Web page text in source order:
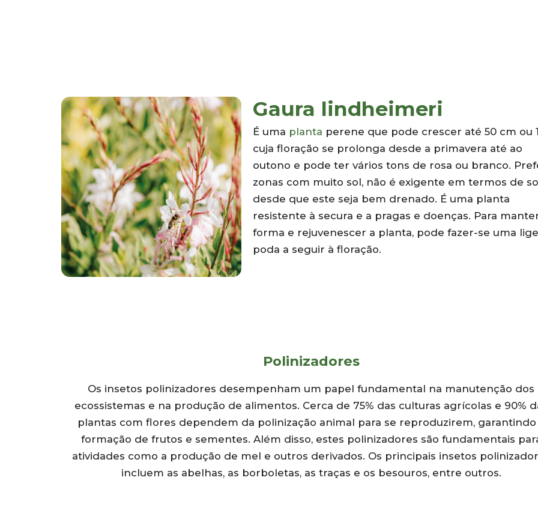
Gaura lindheimeri
É uma planta perene que pode crescer até 50 cm ou
cuja floração se prolonga desde a primavera até ao
outono e pode ter vários tons de rosa ou branco.
zonas com muito sol, não é exigente em termos de
desde que este seja bem drenado. É uma planta
resistente à secura e a pragas e doenças. Para
forma e rejuvenescer a planta, pode fazer-se uma
poda a seguir à floração.
Polinizadores
Os insetos polinizadores desempenham um papel fundamental na manutenção dos
ecossistemas e na produção de alimentos. Cerca de 75% das culturas agrícolas e 90%
plantas com flores dependem da polinização animal para se reproduzirem, garantindo
formação de frutos e sementes. Além disso, estes polinizadores são fundamentais
atividades como a produção de mel e outros derivados. Os principais insetos
incluem as abelhas, as borboletas, as traças e os besouros, entre outros.